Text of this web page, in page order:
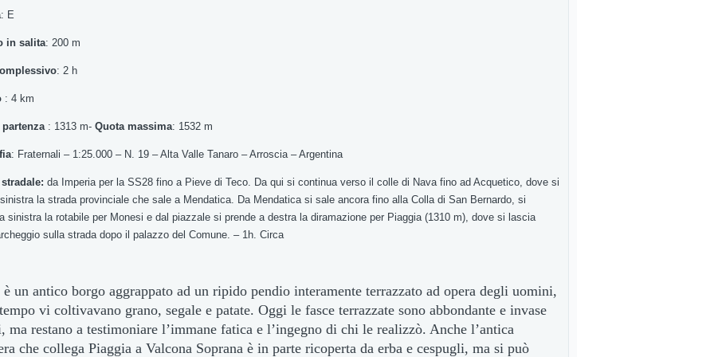
: E
in salita: 200 m
: 2 h
: 4 km
: 1313 m- Quota massima: 1532 m
: Fraternali – 1:25.000 – N. 19 – Alta Valle Tanaro – Arroscia – Argentina
da Imperia per la SS28 fino a Pieve di Teco. Da qui si continua verso il colle di Nava fino ad Acquetico, dove si
la strada provinciale che sale a Mendatica. Da Mendatica si sale ancora fino alla Colla di San Bernardo, si
sinistra la rotabile per Monesi e dal piazzale si prende a destra la diramazione per Piaggia (1310 m), dove si lascia
sulla strada dopo il palazzo del Comune. – 1h. Circa
è un antico borgo aggrappato ad un ripido pendio interamente terrazzato ad opera degli uomini,
vi coltivavano grano, segale e patate. Oggi le fasce terrazzate sono abbondante e invase
ma restano a testimoniare l’immane fatica e l’ingegno di chi le realizzò. Anche l’antica
che collega Piaggia a Valcona Soprana è in parte ricoperta da erba e cespugli, ma si può